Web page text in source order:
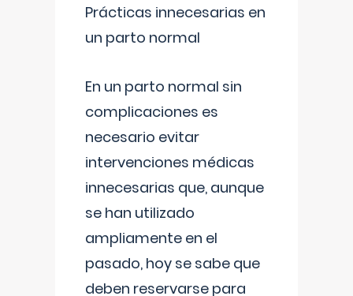
Prácticas innecesarias en
un parto normal
En un parto normal sin
complicaciones es
necesario evitar
intervenciones médicas
innecesarias que, aunque
se han utilizado
ampliamente en el
pasado, hoy se sabe que
deben reservarse para